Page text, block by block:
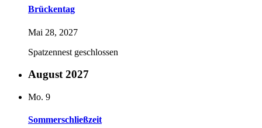
Brückentag
Mai 28, 2027
Spatzennest geschlossen
August 2027
Mo. 9
Sommerschließzeit